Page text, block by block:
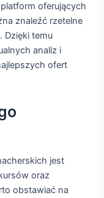
oferujących
znaleźć rzetelne
. Dzięki temu
analiz i
ofert
jest
oraz
obstawiać na